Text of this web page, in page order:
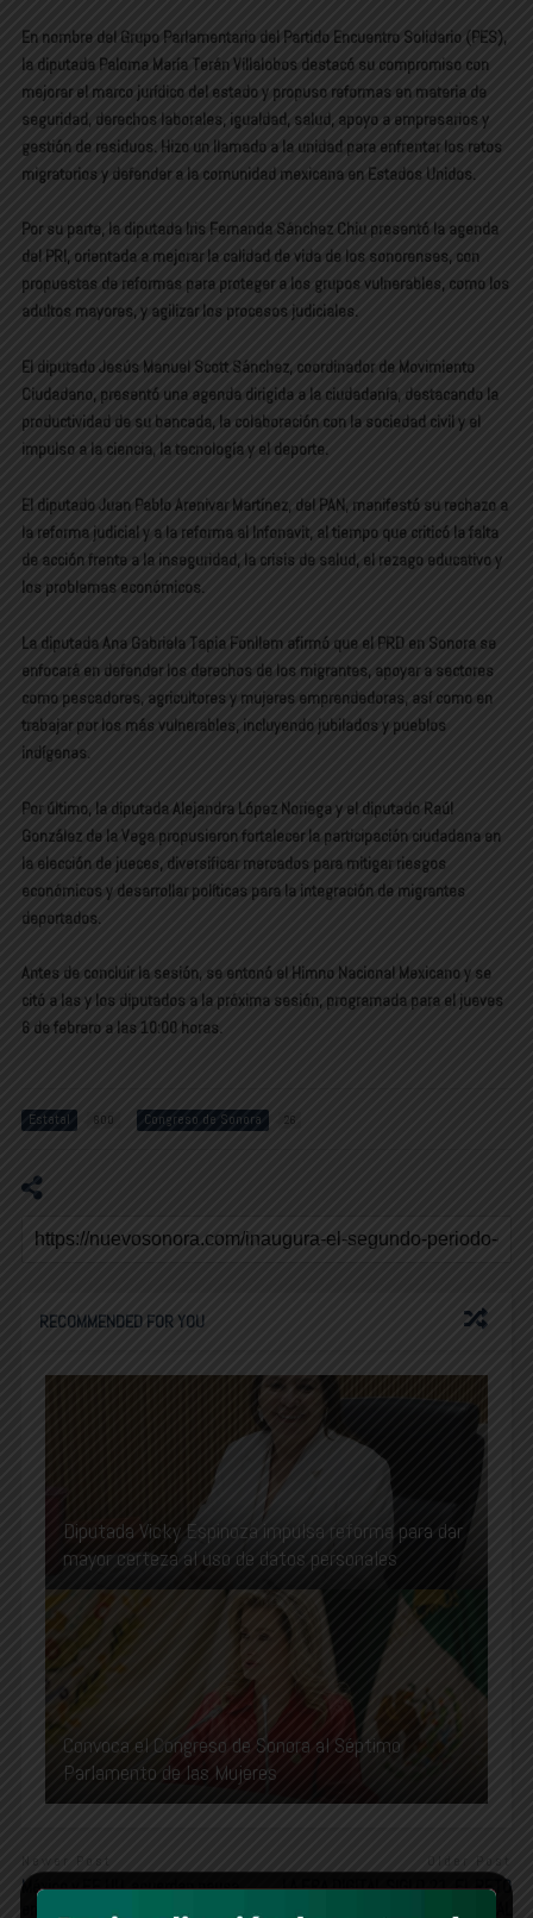
En nombre del Grupo Parlamentario del Partido Encuentro Solidario (PES),
la diputada Paloma María Terán Villalobos destacó su compromiso con
mejorar el marco jurídico del estado y propuso reformas en materia de
seguridad, derechos laborales, igualdad, salud, apoyo a empresarios y
gestión de residuos. Hizo un llamado a la unidad para enfrentar los retos
migratorios y defender a la comunidad mexicana en Estados Unidos.
Por su parte, la diputada Iris Fernanda Sánchez Chiu presentó la agenda
del PRI, orientada a mejorar la calidad de vida de los sonorenses, con
propuestas de reformas para proteger a los grupos vulnerables, como los
adultos mayores, y agilizar los procesos judiciales.
El diputado Jesús Manuel Scott Sánchez, coordinador de Movimiento
Ciudadano, presentó una agenda dirigida a la ciudadanía, destacando la
productividad de su bancada, la colaboración con la sociedad civil y el
impulso a la ciencia, la tecnología y el deporte.
El diputado Juan Pablo Arenivar Martínez, del PAN, manifestó su rechazo a
la reforma judicial y a la reforma al Infonavit, al tiempo que criticó la falta
de acción frente a la inseguridad, la crisis de salud, el rezago educativo y
los problemas económicos.
La diputada Ana Gabriela Tapia Fonllem afirmó que el PRD en Sonora se
enfocará en defender los derechos de los migrantes, apoyar a sectores
como pescadores, agricultores y mujeres emprendedoras, así como en
trabajar por los más vulnerables, incluyendo jubilados y pueblos
indígenas.
Por último, la diputada Alejandra López Noriega y el diputado Raúl
González de la Vega propusieron fortalecer la participación ciudadana en
la elección de jueces, diversificar mercados para mitigar riesgos
económicos y desarrollar políticas para la integración de migrantes
deportados.
Antes de concluir la sesión, se entonó el Himno Nacional Mexicano y se
citó a las y los diputados a la próxima sesión, programada para el jueves
6 de febrero a las 10:00 horas.
Estatal 800 Congreso de Sonora 26
RECOMMENDED FOR YOU
Diputada Vicky Espinoza impulsa reforma para dar
mayor certeza al uso de datos personales
Convoca el Congreso de Sonora al Séptimo
Parlamento de las Mujeres
Newer Post
México y EE.UU. acuerdan pausa
Older Post
LA ERA DIGITAL SIGLO 21, EL RETO